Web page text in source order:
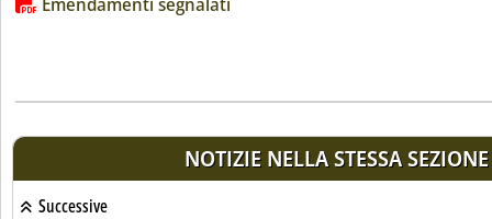
NOTIZIE NELLA STESSA SEZIONE
Successive